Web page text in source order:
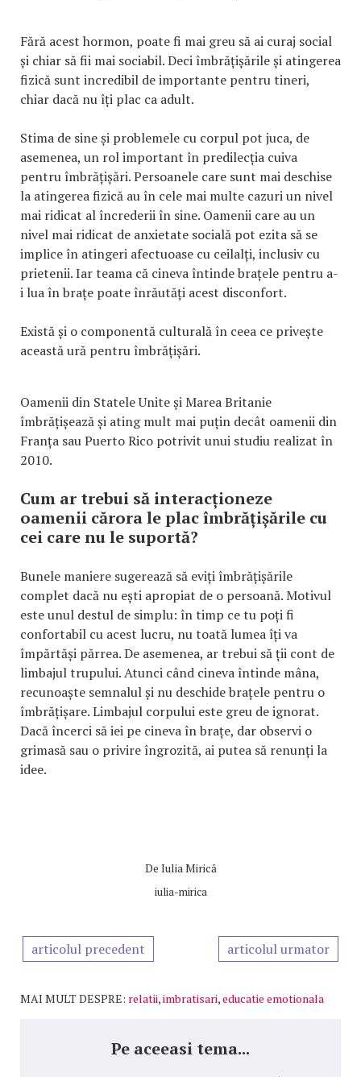
Fără acest hormon, poate fi mai greu să ai curaj social
și chiar să fii mai sociabil. Deci îmbrățișările și atingerea
fizică sunt incredibil de importante pentru tineri,
chiar dacă nu îți plac ca adult.
Stima de sine și problemele cu corpul pot juca, de
asemenea, un rol important în predilecția cuiva
pentru îmbrățișări. Persoanele care sunt mai deschise
la atingerea fizică au în cele mai multe cazuri un nivel
mai ridicat al încrederii în sine. Oamenii care au un
nivel mai ridicat de anxietate socială pot ezita să se
implice în atingeri afectuoase cu ceilalți, inclusiv cu
prietenii. Iar teama că cineva întinde brațele pentru a-
i lua în brațe poate înrăutăți acest disconfort.
Există și o componentă culturală în ceea ce privește
această ură pentru îmbrățișări.
Oamenii din Statele Unite și Marea Britanie
îmbrățișează și ating mult mai puțin decât oamenii din
Franța sau Puerto Rico potrivit unui studiu realizat în
2010.
Cum ar trebui să interacționeze
oamenii cărora le plac îmbrățișările cu
cei care nu le suportă?
Bunele maniere sugerează să eviți îmbrățișările
complet dacă nu ești apropiat de o persoană. Motivul
este unul destul de simplu: în timp ce tu poți fi
confortabil cu acest lucru, nu toată lumea îți va
împărtăși părrea. De asemenea, ar trebui să ții cont de
limbajul trupului. Atunci când cineva întinde mâna,
recunoaște semnalul și nu deschide brațele pentru o
îmbrățișare. Limbajul corpului este greu de ignorat.
Dacă încerci să iei pe cineva în brațe, dar observi o
grimasă sau o privire îngrozită, ai putea să renunți la
idee.
De Iulia Mirică
iulia-mirica
articolul precedent articolul urmator
MAI MULT DESPRE: relatii,imbratisari,educatie emotionala
Pe aceeasi tema...